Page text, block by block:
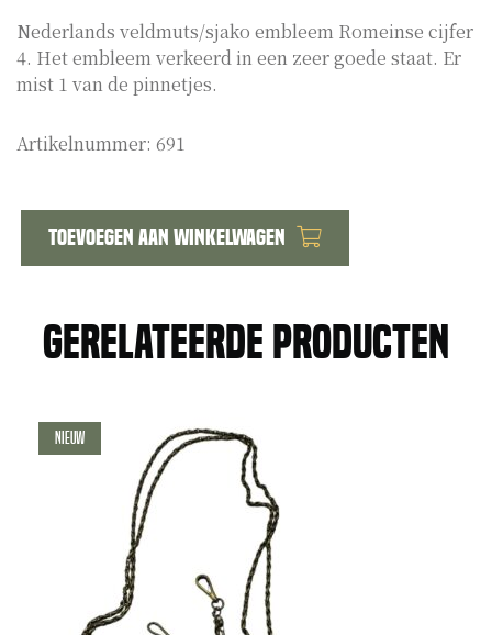
Nederlands veldmuts/sjako embleem Romeinse cijfer
4. Het embleem verkeerd in een zeer goede staat. Er
mist 1 van de pinnetjes.
Artikelnummer: 691
romeinse
Toevoegen aan winkelwagen
Gerelateerde producten
Nieuw